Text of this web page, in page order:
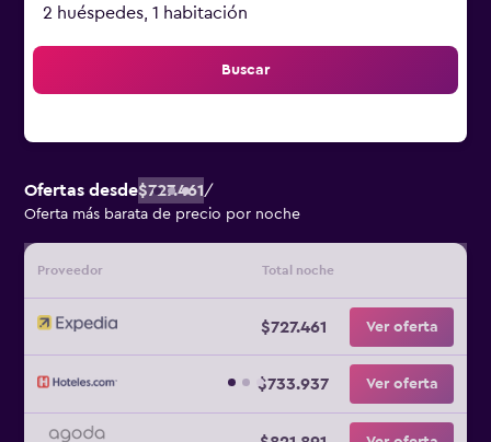
2 huéspedes, 1 habitación
Buscar
Ofertas desde$727.461/
Oferta más barata de precio por noche
Proveedor Total noche
$727.461 Ver oferta
$733.937 Ver oferta